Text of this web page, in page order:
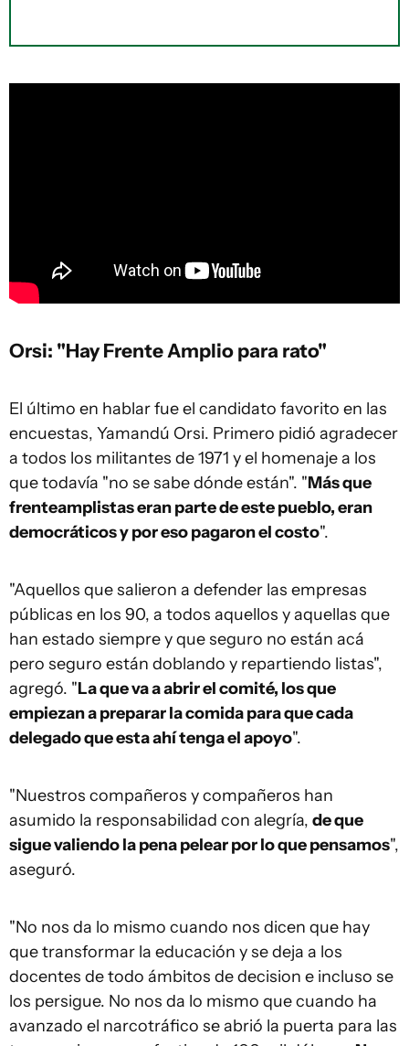
Orsi: "Hay Frente Amplio para rato"
El último en hablar fue el candidato favorito en las
encuestas, Yamandú Orsi. Primero pidió agradecer
a todos los militantes de 1971 y el homenaje a los
que todavía "no se sabe dónde están". "Más que
frenteamplistas eran parte de este pueblo, eran
democráticos y por eso pagaron el costo".
"Aquellos que salieron a defender las empresas
públicas en los 90, a todos aquellos y aquellas que
han estado siempre y que seguro no están acá
pero seguro están doblando y repartiendo listas",
agregó. "La que va a abrir el comité, los que
empiezan a preparar la comida para que cada
delegado que esta ahí tenga el apoyo".
"Nuestros compañeros y compañeros han
asumido la responsabilidad con alegría, de que
sigue valiendo la pena pelear por lo que pensamos",
aseguró.
"No nos da lo mismo cuando nos dicen que hay
que transformar la educación y se deja a los
docentes de todo ámbitos de decision e incluso se
los persigue. No nos da lo mismo que cuando ha
avanzado el narcotráfico se abrió la puerta para las